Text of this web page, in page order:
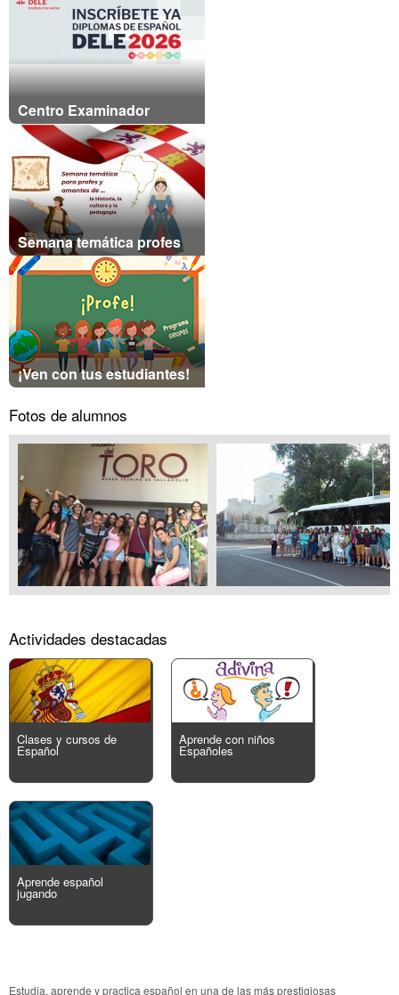
Centro Examinador
Semana temática profes
¡Ven con tus estudiantes!
Fotos de alumnos
Actividades destacadas
Clases y cursos de
Español
Aprende con niños
Españoles
Aprende español
jugando
Estudia, aprende y practica español en una de las más prestigiosas